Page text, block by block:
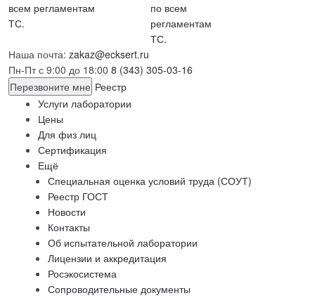
Наша почта: zakaz@ecksert.ru
Пн-Пт с 9:00 до 18:00 8 (343) 305-03-16
Перезвоните мне Реестр
Услуги лаборатории
Цены
Для физ лиц
Сертификация
Ещё
Специальная оценка условий труда (СОУТ)
Реестр ГОСТ
Новости
Контакты
Об испытательной лаборатории
Лицензии и аккредитация
Росэкосистема
Сопроводительные документы